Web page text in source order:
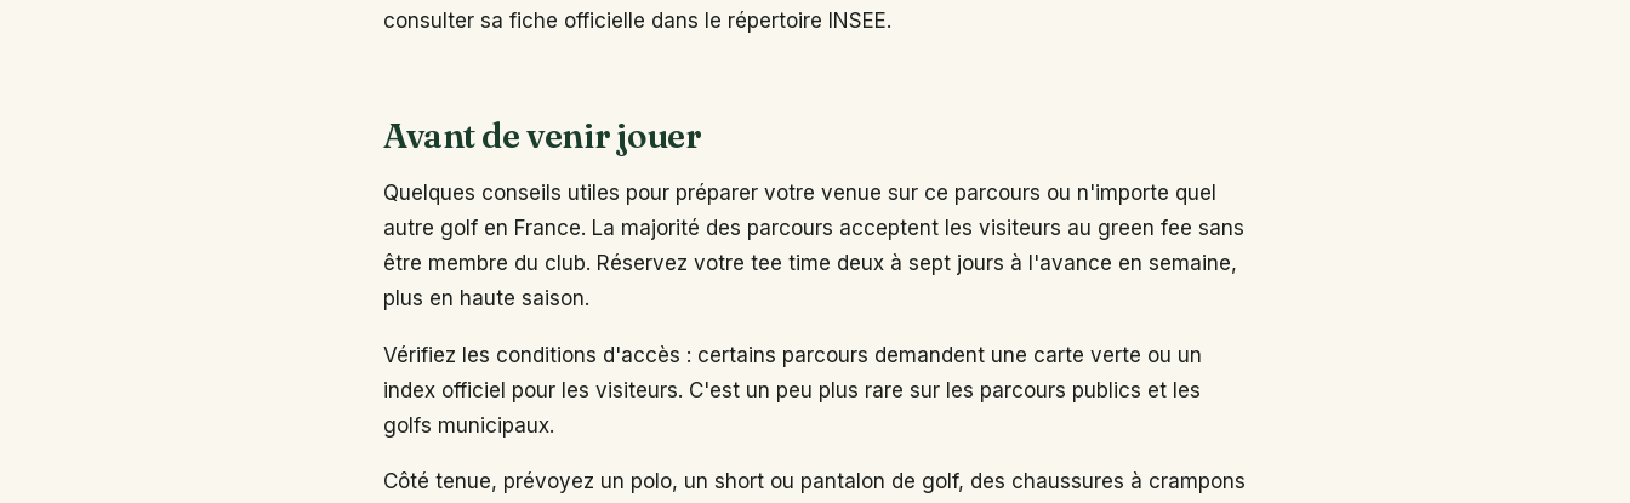
consulter sa fiche officielle dans le répertoire INSEE.
Avant de venir jouer
Quelques conseils utiles pour préparer votre venue sur ce parcours ou n'importe quel
autre golf en France. La majorité des parcours acceptent les visiteurs au green fee sans
être membre du club. Réservez votre tee time deux à sept jours à l'avance en semaine,
plus en haute saison.
Vérifiez les conditions d'accès : certains parcours demandent une carte verte ou un
index officiel pour les visiteurs. C'est un peu plus rare sur les parcours publics et les
golfs municipaux.
Côté tenue, prévoyez un polo, un short ou pantalon de golf, des chaussures à crampons